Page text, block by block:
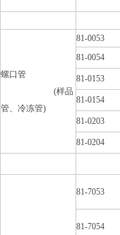
螺口管
(样品
管、冷冻管)
81-0053
81-0054
81-0153
81-0154
81-0203
81-0204
81-7053
81-7054